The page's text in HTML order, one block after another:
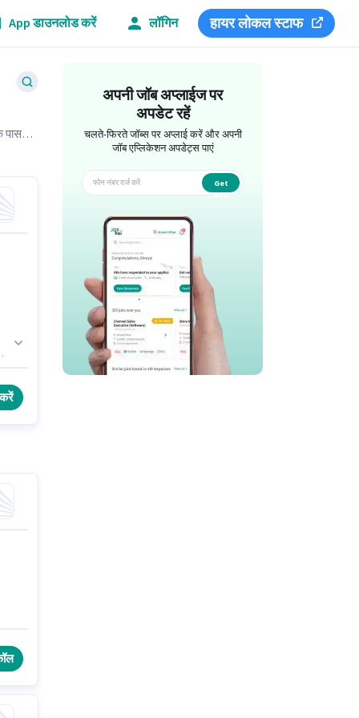
App डाउनलोड करें लॉगिन हायर लोकल स्टाफ
पास
अपनी जॉब अप्लाईज पर
अपडेट रहें
चलते-फिरते जॉब्स पर अप्लाई करें और अपनी
जॉब एप्लिकेशन अपडेट्स पाएं
Get
app